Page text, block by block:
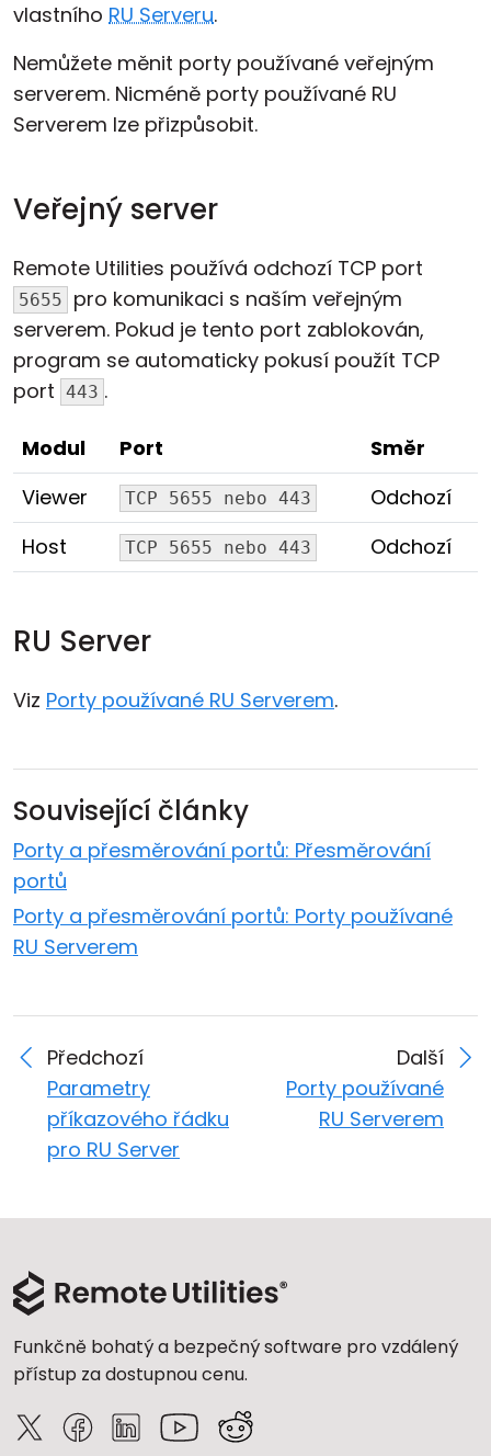
vlastního RU Serveru.
Nemůžete měnit porty používané veřejným
serverem. Nicméně porty používané RU
Serverem lze přizpůsobit.
Veřejný server
Remote Utilities používá odchozí TCP port
5655
pro komunikaci s naším veřejným
serverem. Pokud je tento port zablokován,
program se automaticky pokusí použít TCP
port 443 .
Modul Port
Směr
Viewer
TCP 5655 nebo 443
Odchozí
Host
TCP 5655 nebo 443 Odchozí
RU Server
Viz Porty používané RU Serverem.
Související články
Porty a přesměrování portů: Přesměrování
portů
Porty a přesměrování portů: Porty používané
RU Serverem
Předchozí
Parametry
příkazového řádku
pro RU Server
Další
Porty používané
RU Serverem
Funkčně bohatý a bezpečný software pro vzdálený
přístup za dostupnou cenu.